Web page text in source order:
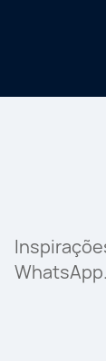
WhatsApp.